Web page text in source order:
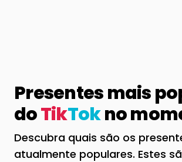
Presentes mais
doTikTokno
Descubra quais são os
atualmente populares. Estes